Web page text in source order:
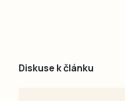
Diskuse k článku